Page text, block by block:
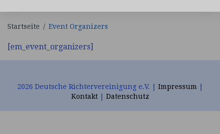
Startseite / Event Organizers
Event
[em_event_organizers]
2026 Deutsche Richtervereinigung e.V. | Impressum
Kontakt| Datenschutz